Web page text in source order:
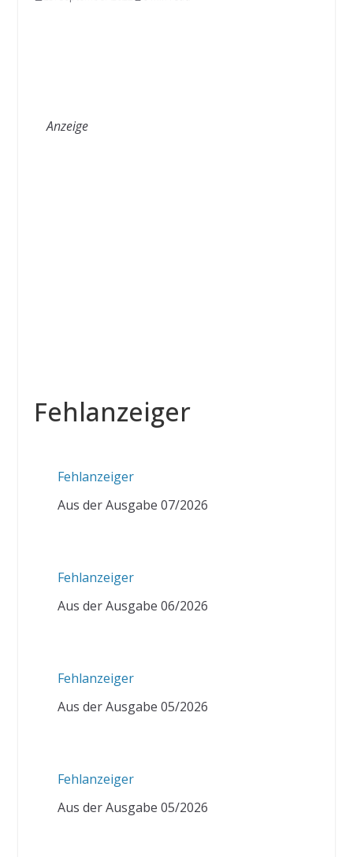
Anzeige
Fehlanzeiger
Fehlanzeiger
Aus der Ausgabe 07/2026
Fehlanzeiger
Aus der Ausgabe 06/2026
Fehlanzeiger
Aus der Ausgabe 05/2026
Fehlanzeiger
Aus der Ausgabe 05/2026